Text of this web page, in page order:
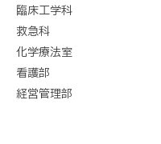
臨床工学科
救急科
化学療法室
看護部
経営管理部